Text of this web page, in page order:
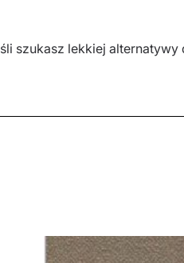
lekkiej alternatywy